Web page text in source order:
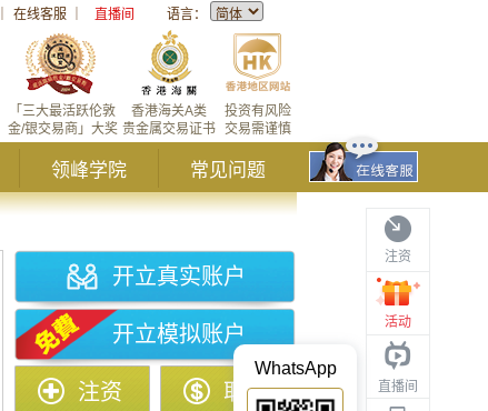
在线客服 直播间 语言：
投资有风险
交易需谨慎
香港海关A类
贵金属交易证书
「三大最活跃伦敦
金/银交易商」大奖
领峰学院 常见问题
注资
活动
直播间
WhatsApp
开立真实账户
开立模拟账户
注资 取款